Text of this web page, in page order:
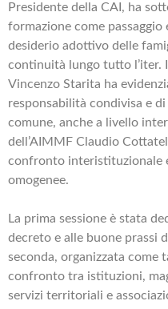
Presidente della CAI, ha
formazione come passaggio
desiderio adottivo delle
continuità lungo tutto l’iter.
Vincenzo Starita ha
responsabilità condivisa e
comune, anche a livello
dell’AIMMF Claudio
confronto interistituzionale
omogenee.
La prima sessione è stata
decreto e alle buone prassi
seconda, organizzata come
confronto tra istituzioni,
servizi territoriali e